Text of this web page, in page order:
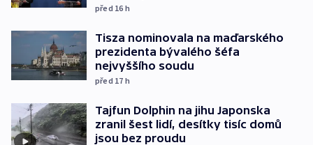
před 16 h
Tisza nominovala na maďarského
prezidenta bývalého šéfa
nejvyššího soudu
před 17 h
Tajfun Dolphin na jihu Japonska
zranil šest lidí, desítky tisíc domů
jsou bez proudu